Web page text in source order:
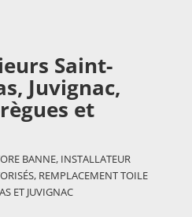
Saint-
Juvignac,
et
BANNE, INSTALLATEUR
REMPLACEMENT TOILE
ET JUVIGNAC